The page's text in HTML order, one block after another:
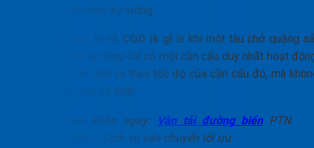
cần được cân nhắc kỹ lưỡng.
Một ví dụ thực tế về CQD là gì là khi một tàu chở quặng
đến cảng, nhưng cảng chỉ có một cần cẩu duy nhất hoạt
việc xếp dỡ sẽ diễn ra theo tốc độ của cần cẩu đó, mà
có mốc thời gian cố định.
>>Tham khảo ngay: Vận tải đường biểnPTN
Logistics – Dịch vụ vận chuyển tối ưu